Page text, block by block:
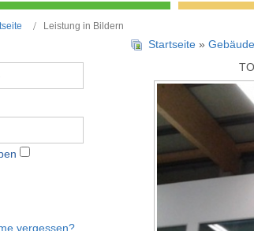
Leistung in Bildern
vergessen?
Startseite »